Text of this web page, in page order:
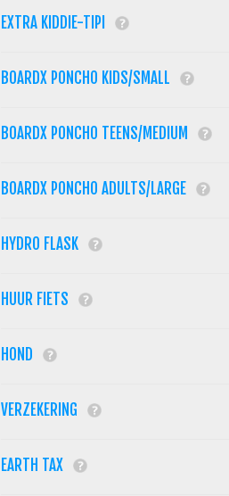
EXTRA KIDDIE-TIPI
BOARDX PONCHO KIDS/SMALL
BOARDX PONCHO TEENS/MEDIUM
BOARDX PONCHO ADULTS/LARGE
HYDRO FLASK
HUUR FIETS
HOND
VERZEKERING
EARTH TAX